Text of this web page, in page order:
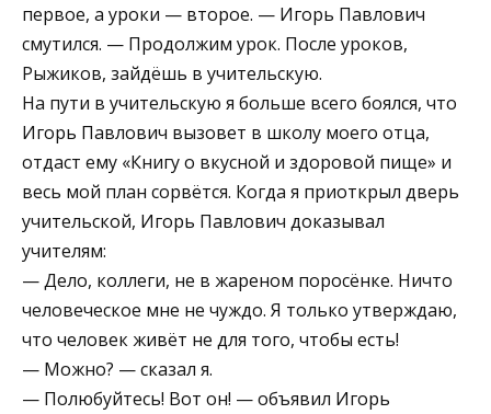
первое, а уроки — второе. — Игорь Павлович
смутился. — Продолжим урок. После уроков,
Рыжиков, зайдёшь в учительскую.
На пути в учительскую я больше всего боялся, что
Игорь Павлович вызовет в школу моего отца,
отдаст ему «Книгу о вкусной и здоровой пище» и
весь мой план сорвётся. Когда я приоткрыл дверь
учительской, Игорь Павлович доказывал
учителям:
— Дело, коллеги, не в жареном поросёнке. Ничто
человеческое мне не чуждо. Я только утверждаю,
что человек живёт не для того, чтобы есть!
— Можно? — сказал я.
— Полюбуйтесь! Вот он! — объявил Игорь